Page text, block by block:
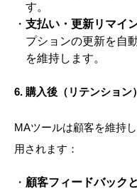
す。
支払い・更新リマイ
プションの更新を自
を維持します。
6. 購入後（リテンション）
MAツールは顧客を維持
用されます：
顧客フィードバック